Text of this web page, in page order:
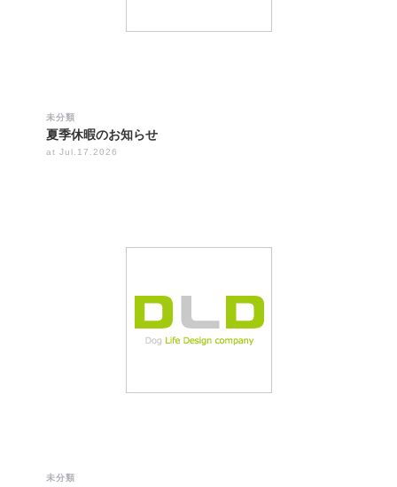
未分類
夏季休暇のお知らせ
at Jul.17.2026
未分類